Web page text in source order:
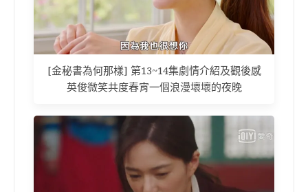
[金秘書為何那樣] 第13~14集劇情介紹及觀後感
英俊微笑共度春宵一個浪漫壞壞的夜晚